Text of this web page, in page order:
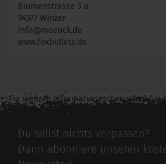
Blumenstrasse 3 a
94577 Winzer
info@moenck.de
www.foxbullets.de
Für weitere Informationen besuchen
zu diesem Artikel.
Du willst nichts verpassen?
Dann abonniere unseren